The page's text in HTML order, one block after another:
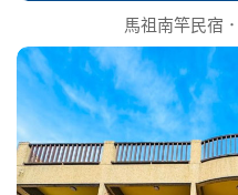
馬祖南竿民宿